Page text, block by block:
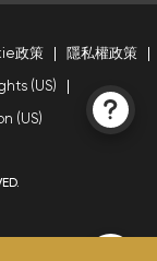
政策 隱私權政策
(US)
(US)